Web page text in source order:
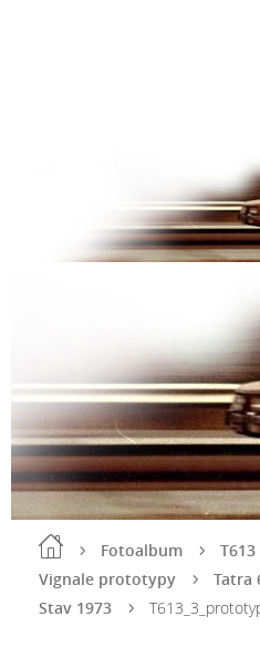
Fotoalbum
Vignale prototypy
Tatra
Stav 1973